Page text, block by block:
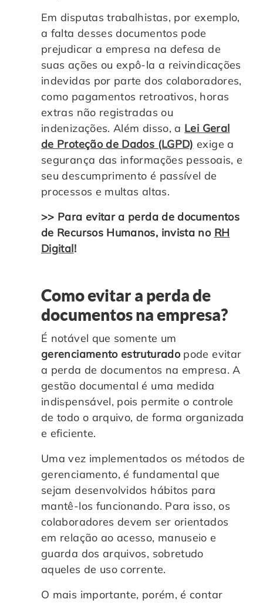
Em disputas trabalhistas, por exemplo,
a falta desses documentos pode
prejudicar a empresa na defesa de
suas ações ou expô-la a reivindicações
indevidas por parte dos colaboradores,
como pagamentos retroativos, horas
extras não registradas ou
indenizações. Além disso, a Lei Geral
de Proteção de Dados (LGPD) exige a
segurança das informações pessoais, e
seu descumprimento é passível de
processos e multas altas.
>> Para evitar a perda de documentos
de Recursos Humanos, invista no RH
Digital!
Como evitar a perda de
documentos na empresa?
É notável que somente um
gerenciamento estruturadopode evitar
a perda de documentos na empresa. A
gestão documental é uma medida
indispensável, pois permite o controle
de todo o arquivo, de forma organizada
e eficiente.
Uma vez implementados os métodos de
gerenciamento, é fundamental que
sejam desenvolvidos hábitos para
mantê-los funcionando. Para isso, os
colaboradores devem ser orientados
em relação ao acesso, manuseio e
guarda dos arquivos, sobretudo
aqueles de uso corrente.
O mais importante, porém, é contar